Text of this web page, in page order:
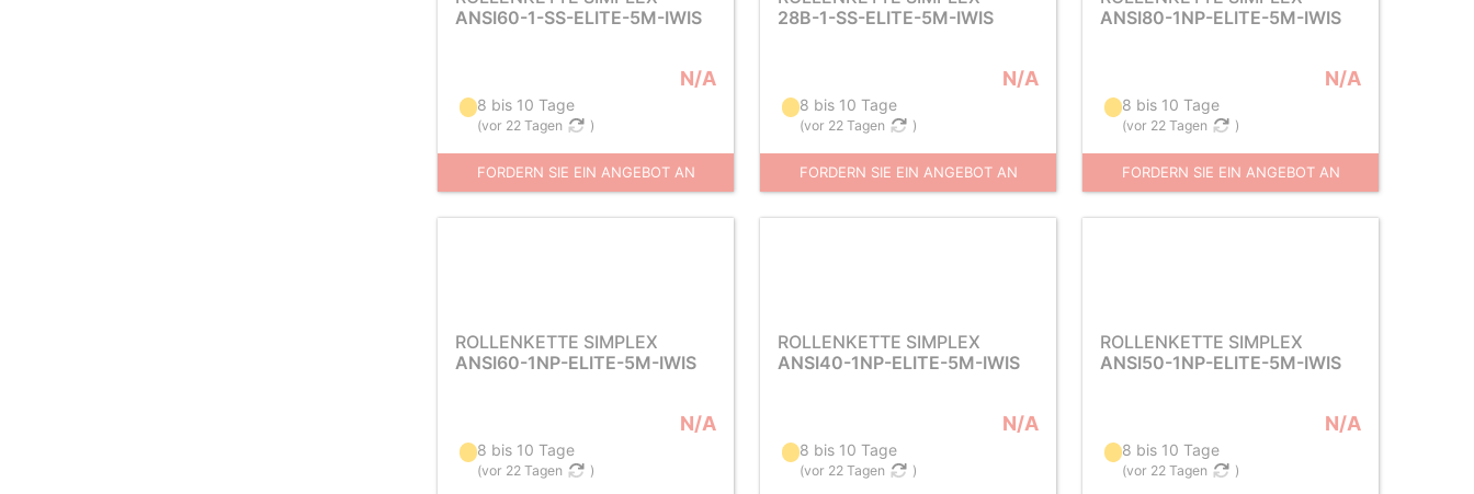
ANSI60-1-SS-ELITE-5M-IWIS
N/A
8 bis 10 Tage
(vor 22 Tagen )
FORDERN SIE EIN ANGEBOT AN
28B-1-SS-ELITE-5M-IWIS
N/A
8 bis 10 Tage
(vor 22 Tagen )
FORDERN SIE EIN ANGEBOT AN
ANSI80-1NP-ELITE-5M-IWIS
N/A
8 bis 10 Tage
(vor 22 Tagen )
FORDERN SIE EIN ANGEBOT AN
ROLLENKETTE SIMPLEX
ANSI60-1NP-ELITE-5M-IWIS
N/A
8 bis 10 Tage
(vor 22 Tagen )
ROLLENKETTE SIMPLEX
ANSI40-1NP-ELITE-5M-IWIS
N/A
8 bis 10 Tage
(vor 22 Tagen )
ROLLENKETTE SIMPLEX
ANSI50-1NP-ELITE-5M-IWIS
N/A
8 bis 10 Tage
(vor 22 Tagen )